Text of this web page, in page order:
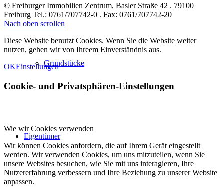
Grundstücke
Eigentümer
© Freiburger Immobilien Zentrum, Basler Straße 42 . 79100
Freiburg Tel.: 0761/707742-0 . Fax: 0761/707742-20
Nach oben scrollen
Diese Website benutzt Cookies. Wenn Sie die Website weiter
nutzen, gehen wir von Ihreem Einverständnis aus.
OKEinstellungen
Cookie- und Privatsphären-Einstellungen
Wie wir Cookies verwenden
Wir können Cookies anfordern, die auf Ihrem Gerät eingestellt
werden. Wir verwenden Cookies, um uns mitzuteilen, wenn Sie
unsere Websites besuchen, wie Sie mit uns interagieren, Ihre
Nutzererfahrung verbessern und Ihre Beziehung zu unserer Website
anpassen.